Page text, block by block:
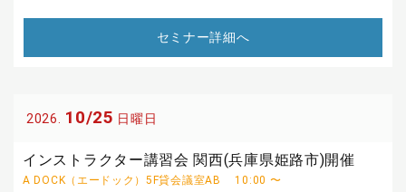
セミナー詳細へ
2026. 10/25 日曜日
インストラクター講習会 関西(兵庫県姫路市)開催
A DOCK（エードック）5F貸会議室AB
10:00 〜